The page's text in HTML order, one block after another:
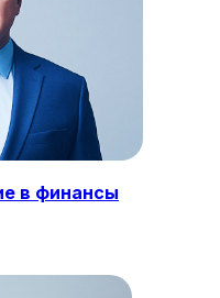
в финансы